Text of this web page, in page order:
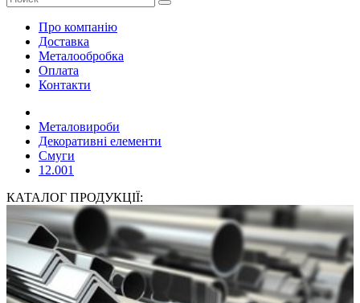
Про компанію
Доставка
Металообробка
Оплата
Контакти
Металовироби
Декоративні елементи
Смуги
12.001
КАТАЛОГ ПРОДУКЦІЇ: